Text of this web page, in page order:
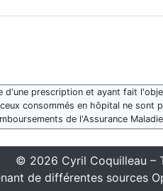
prescription et ayant fait
consommés en hôpital ne sont
de l'Assurance
© 2026 Cyril Coquilleau –
de différentes sources